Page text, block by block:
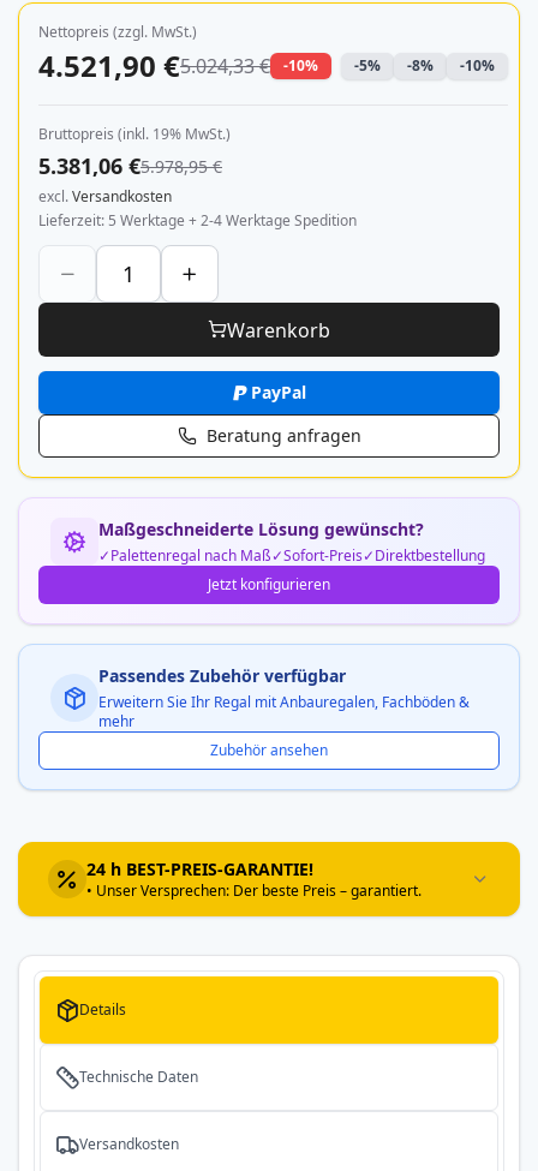
Nettopreis (zzgl. MwSt.)
4.521,90 €5.024,33 € -10% -5% -8% -10%
Bruttopreis (inkl. 19% MwSt.)
5.381,06 €5.978,95 €
excl.Versandkosten
Lieferzeit 5 Werktage + 2-4 Werktage Spedition
Warenkorb
PayPal
Beratung anfragen
Maßgeschneiderte Lösung gewünscht?
Palettenregal nach Maß Sofort-Preis
Direktbestellung
Jetzt konfigurieren
Passendes Zubehör verfügbar
Erweitern Sie Ihr Regal mit Anbauregalen, Fachböden &
mehr
Zubehör ansehen
24 h BEST-PREIS-GARANTIE!
• Unser Versprechen: Der beste Preis – garantiert.
Details
Technische Daten
Versandkosten